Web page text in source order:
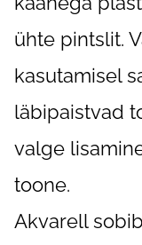
ühte pintslit.
kasutamisel
läbipaistvad
valge
toone.
Akvarell